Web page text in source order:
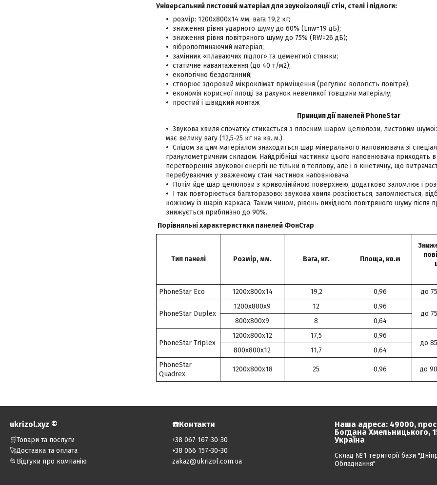
Універсальний листовий матеріал для звукоізоляції стін, стелі і підлоги:
розмір: 1200х800х14 мм, вага 19,2 кг;
зниження рівня ударного шуму до 60% (Lnw=19 дБ);
зниження рівня повітряного шуму до 75% (RW=26 дБ);
вібропоглинаючий матеріал;
замінник «плаваючих підлог» та цементної стяжки;
статичне навантаження (до 40 т/м2);
екологічно бездоганний;
створює здоровий мікроклімат приміщення (регулює вологість повітря);
економія корисної площі за рахунок невеликої товщини матеріалу;
простий і швидкий монтаж
Принцип дії панелей PhoneStar
Звукова хвиля спочатку стикається з плоским шаром целюлози, листовим
має велику вагу (12,5-25 кг на кв. м.).
Слідом за цим матеріалом знаходиться шар мінерального наповнювача зі
гранулометричним складом. Найдрібніші частинки цього наповнювача приходять в
перетворення звукової енергії не тільки в теплову, але і в кінетичну, що
перебуваючих у зваженому стані частинок наповнювача.
Потім йде шар целюлози з криволінійною поверхнею, додатково заломлює і
І так повторюється багаторазово: звукова хвиля розсіюється, заломлюється,
кожному із шарів каркаса. Таким чином, рівень вихідного повітряного шуму після
знижується приблизно до 90%.
Порівняльні характеристики панелей ФонСтар
Тип панелі Розмір, мм. Вага, кг. Площа, кв.м
PhoneStar Eco 1200х800х14 19,2 0,96 до
PhoneStar Duplex
1200х800х9 12
0,96
до
800х800х9
8 0,64
PhoneStar Triplex
1200х800х12 17,5
0,96
до
800х800х12
11,7
0,64
PhoneStar
Quadrex
1200х800х18 25 0,96 до
ukrizol.xyz ©️
🛒Товари та послуги
🚀Доставка та оплата
📂Відгуки про компанію
☎️Контакти
+38 067 167-30-30
+38 066 157-30-30
zakaz@ukrizol.com.ua
Наша адреса: 49000,
Богдана Хмельницького,
Україна
Склад №1 території бази
Обладнання"